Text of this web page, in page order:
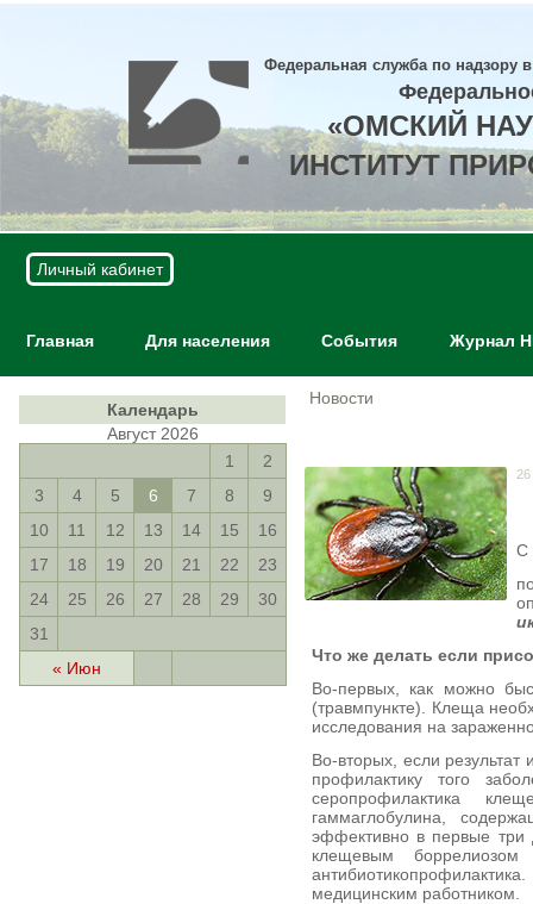
Федеральная служба по надзору
«ОМСКИЙ
ИНСТИТУТ
Личный кабинет
Главная Для населения События Журнал
Календарь
Август 2026
« Июн
1
2
3
4 5 6 7 8
9
10
11 12 13 14 15
16
17
18 19 20 21 22
23
24
25 26 27 28 29
30
31
Новости
С
Что же делать если
Во-первых, как можно
(травмпункте). Клеща
исследования на
Во-вторых, если
профилактику того
серопрофилактика
гаммаглобулина,
эффективно в первые три
клещевым боррелиозом
медицинским работником.